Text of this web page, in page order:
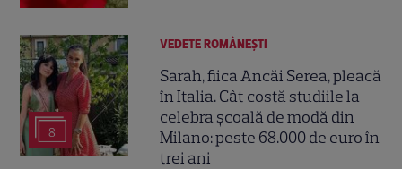
8
VEDETE ROMÂNEŞTI
Sarah, fiica Ancăi Serea, pleacă
în Italia. Cât costă studiile la
celebra școală de modă din
Milano: peste 68.000 de euro în
trei ani